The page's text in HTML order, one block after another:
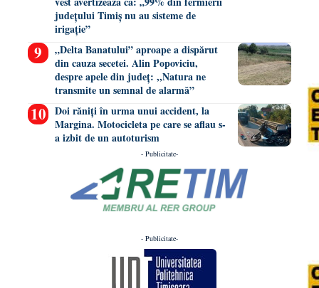
județului Timiș nu au sisteme de
irigație”
„Delta Banatului” aproape a dispărut
din cauza secetei. Alin Popoviciu,
despre apele din județ: ,,Natura ne
transmite un semnal de alarmă”
Doi răniți în urma unui accident, la
Margina. Motocicleta pe care se aflau s-
a izbit de un autoturism
- Publicitate-
- Publicitate-